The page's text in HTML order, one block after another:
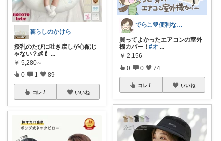
暮らしのかけら
授乳のたびに吐き戻しが心配じ
ゃない？👶🍼 ...
￥ 5,280～
0 1 89
コレ いいね
でらこ💚便利な生活雑貨とママアイテム☺
買ってよかったエアコンの室外
機カバー！ #オ ...
￥ 2,156
0 0 74
コレ いいね